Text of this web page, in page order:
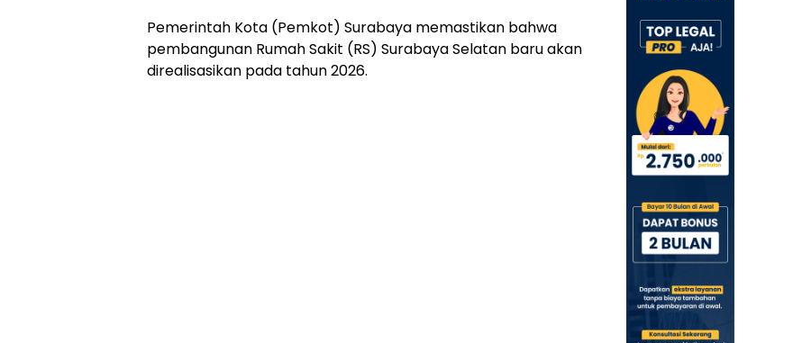
Pemerintah Kota (Pemkot) Surabaya memastikan bahwa
pembangunan Rumah Sakit (RS) Surabaya Selatan baru akan
direalisasikan pada tahun 2026.